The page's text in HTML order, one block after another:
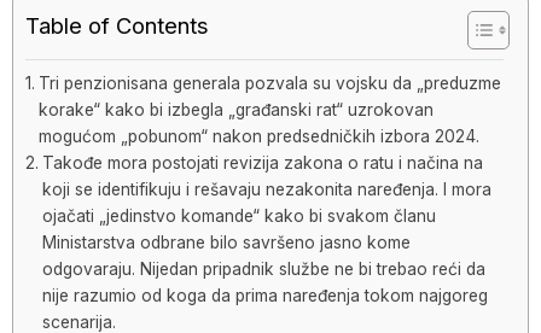
Table of Contents
Tri penzionisana generala pozvala su vojsku da „preduzme
korake“ kako bi izbegla „građanski rat“ uzrokovan
mogućom „pobunom“ nakon predsedničkih izbora 2024.
Takođe mora postojati revizija zakona o ratu i načina na
koji se identifikuju i rešavaju nezakonita naređenja. I mora
ojačati „jedinstvo komande“ kako bi svakom članu
Ministarstva odbrane bilo savršeno jasno kome
odgovaraju. Nijedan pripadnik službe ne bi trebao reći da
nije razumio od koga da prima naređenja tokom najgoreg
scenarija.